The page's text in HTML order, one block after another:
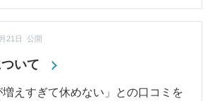
いて
21日 公開
増えすぎて休めない」との口コミを